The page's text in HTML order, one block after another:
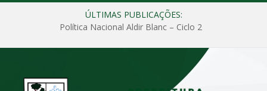
ÚLTIMAS PUBLICAÇÕES:
Política Nacional Aldir Blanc – Ciclo 2